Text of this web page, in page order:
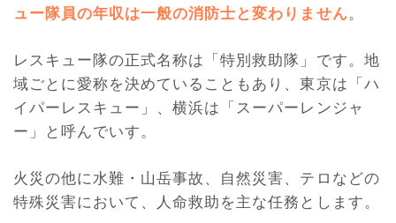
ュー隊員の年収は一般の消防士と変わりません。
レスキュー隊の正式名称は「特別救助隊」です。地
域ごとに愛称を決めていることもあり、東京は「ハ
イパーレスキュー」、横浜は「スーパーレンジャ
ー」と呼んでいす。
火災の他に水難・山岳事故、自然災害、テロなどの
特殊災害において、人命救助を主な任務とします。